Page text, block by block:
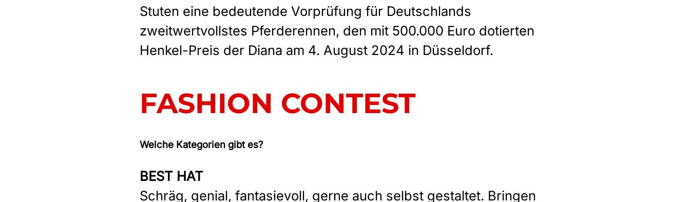
Stuten eine bedeutende Vorprüfung für Deutschlands
zweitwertvollstes Pferderennen, den mit 500.000 Euro dotierten
Henkel-Preis der Diana am 4. August 2024 in Düsseldorf.
FASHION CONTEST
Welche Kategorien gibt es?
BEST HAT
Schräg, genial, fantasievoll, gerne auch selbst gestaltet. Bringen